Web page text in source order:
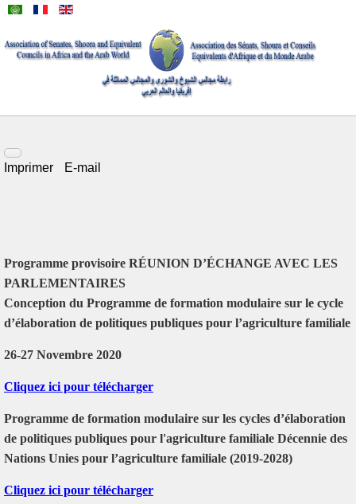
Imprimer E-mail
Programme provisoire RÉUNION D’ÉCHANGE AVEC LES
PARLEMENTAIRES
Conception du Programme de formation modulaire sur le cycle
d’élaboration de politiques publiques pour l’agriculture familiale
26-27 Novembre 2020
Cliquez ici pour télécharger
Programme de formation modulaire sur les cycles d’élaboration
de politiques publiques pour l'agriculture familiale Décennie des
Nations Unies pour l’agriculture familiale (2019-2028)
Cliquez ici pour télécharger